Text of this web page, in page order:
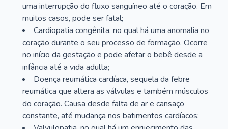
uma interrupção do fluxo sanguíneo até o coração. Em
muitos casos, pode ser fatal;
Cardiopatia congênita, no qual há uma anomalia no
coração durante o seu processo de formação. Ocorre
no início da gestação e pode afetar o bebê desde a
infância até a vida adulta;
Doença reumática cardíaca, sequela da febre
reumática que altera as válvulas e também músculos
do coração. Causa desde falta de ar e cansaço
constante, até mudança nos batimentos cardíacos;